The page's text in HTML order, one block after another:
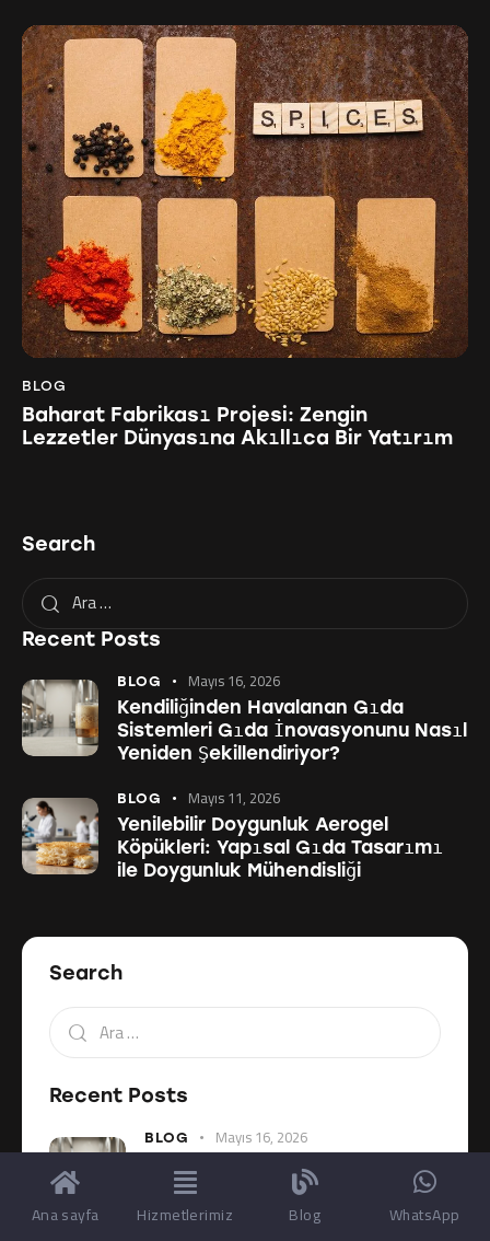
BLOG
Baharat Fabrikası Projesi: Zengin
Lezzetler Dünyasına Akıllıca Bir Yatırım
Search
Recent Posts
BLOG Mayıs 16, 2026
Kendiliğinden Havalanan Gıda
Sistemleri Gıda İnovasyonunu Nasıl
Yeniden Şekillendiriyor?
BLOG Mayıs 11, 2026
Yenilebilir Doygunluk Aerogel
Köpükleri: Yapısal Gıda Tasarımı
ile Doygunluk Mühendisliği
Search
Recent Posts
BLOG Mayıs 16, 2026
Kendiliğinden Havalanan Gıda
Sistemleri Gıda İnovasyonunu
Nasıl Yeniden Şekillendiriyor?
Ana sayfa Hizmetlerimiz Blog WhatsApp